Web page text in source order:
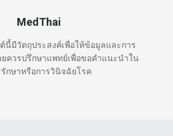
MedThai
นี้มีวัตถุประสงค์เพื่อให้ข้อมูลและการ
ควรปรึกษาแพทย์เพื่อขอคำแนะนำใน
รักษาหรือการวินิจฉัยโรค